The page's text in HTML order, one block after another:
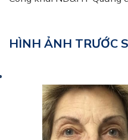
HÌNH ẢNH TRƯỚC